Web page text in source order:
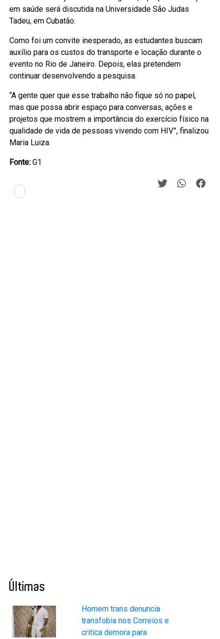
em saúde será discutida na Universidade São Judas
Tadeu, em Cubatão.
Como foi um convite inesperado, as estudantes buscam
auxílio para os custos do transporte e locação durante o
evento no Rio de Janeiro. Depois, elas pretendem
continuar desenvolvendo a pesquisa.
“A gente quer que esse trabalho não fique só no papel,
mas que possa abrir espaço para conversas, ações e
projetos que mostrem a importância do exercício físico na
qualidade de vida de pessoas vivendo com HIV”, finalizou
Maria Luiza.
Fonte:G1
Últimas
Homem trans denuncia
transfobia nos Correios e
critica demora para